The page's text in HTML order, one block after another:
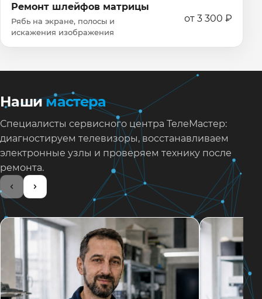
Ремонт шлейфов матрицы
Рябь на экране, полосы и
искажения изображения
от 3 300 ₽
Нашимастера
Специалисты сервисного центра ТелеМастер:
диагностируем телевизоры, восстанавливаем
электронные узлы и проверяем технику после
ремонта.